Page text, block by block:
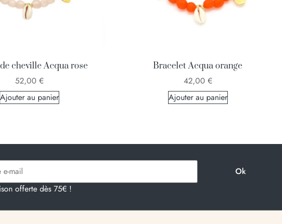
cheville Acqua rose
52,00 €
Ajouter au panier
Bracelet Acqua orange
42,00 €
Ajouter au panier
offerte dès 75€ !